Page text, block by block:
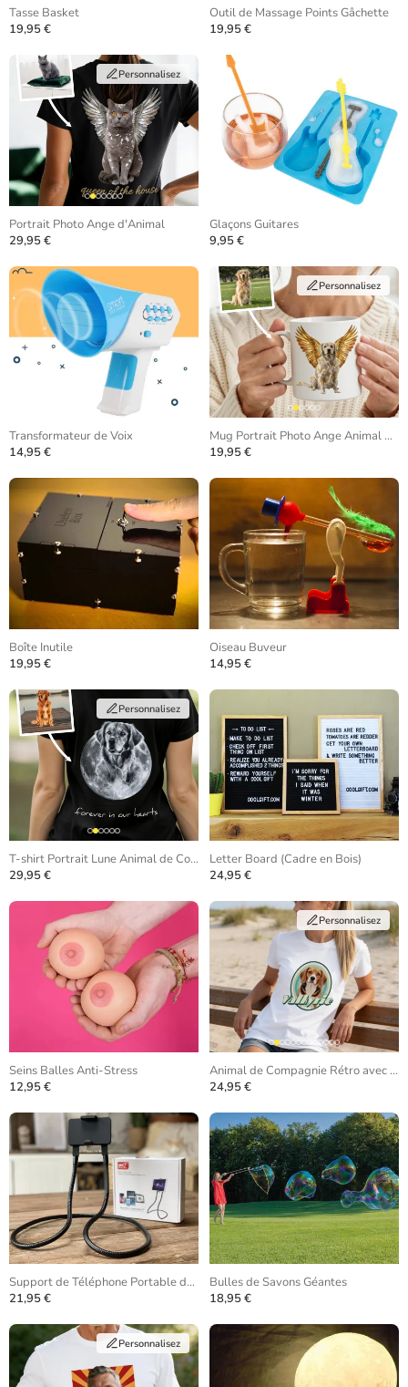
Tasse Basket
19,95 €
Outil de Massage Points Gâchette
19,95 €
Personnalisez
Portrait Photo Ange d'Animal
29,95 €
Glaçons Guitares
9,95 €
Transformateur de Voix
14,95 €
Personnalisez
Mug Portrait Photo Ange Animal de Compagnie
19,95 €
Boîte Inutile
19,95 €
Oiseau Buveur
14,95 €
Personnalisez
T-shirt Portrait Lune Animal de Compagnie
29,95 €
Letter Board (Cadre en Bois)
24,95 €
Seins Balles Anti-Stress
12,95 €
Personnalisez
Animal de Compagnie Rétro avec Photo
24,95 €
Support de Téléphone Portable de Cou
21,95 €
Bulles de Savons Géantes
18,95 €
Personnalisez